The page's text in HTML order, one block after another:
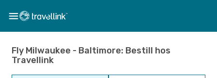
Fly Milwaukee - Baltimore: Bestill hos
Travellink